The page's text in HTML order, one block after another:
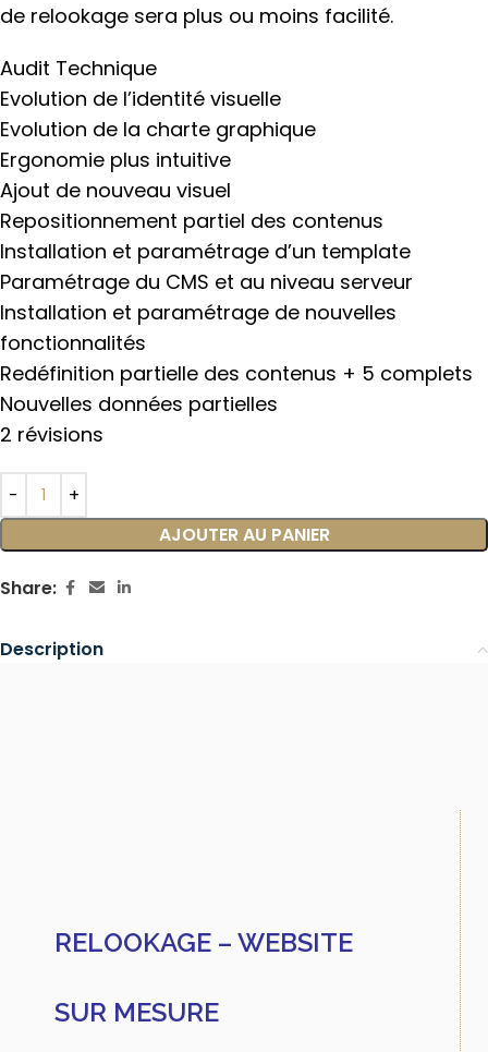
de relookage sera plus ou moins facilité.
Audit Technique
Evolution de l’identité visuelle
Evolution de la charte graphique
Ergonomie plus intuitive
Ajout de nouveau visuel
Repositionnement partiel des contenus
Installation et paramétrage d’un template
Paramétrage du CMS et au niveau serveur
Installation et paramétrage de nouvelles
fonctionnalités
Redéfinition partielle des contenus + 5 complets
Nouvelles données partielles
2 révisions
AJOUTER AU PANIER
Share:
Description
RELOOKAGE – WEBSITE
SUR MESURE